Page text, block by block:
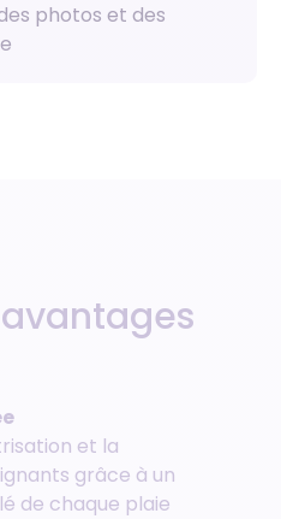
photos et des
et la
grâce à un
de chaque plaie